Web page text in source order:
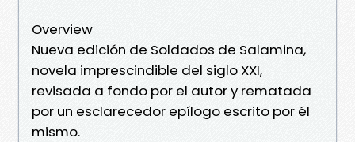
Overview
Nueva edición de Soldados de Salamina,
novela imprescindible del siglo XXI,
revisada a fondo por el autor y rematada
por un esclarecedor epílogo escrito por él
mismo.